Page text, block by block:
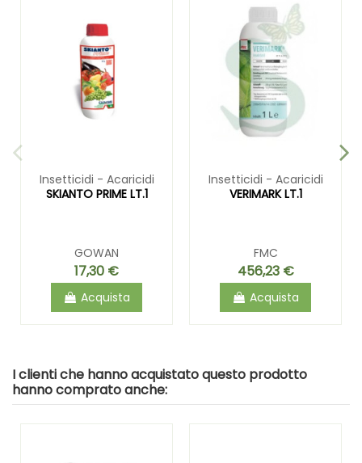
Insetticidi - Acaricidi
SKIANTO PRIME LT.1
GOWAN
17,30 €
Acquista
Insetticidi - Acaricidi
VERIMARK LT.1
FMC
456,23 €
Acquista
I clienti che hanno acquistato questo prodotto
hanno comprato anche: